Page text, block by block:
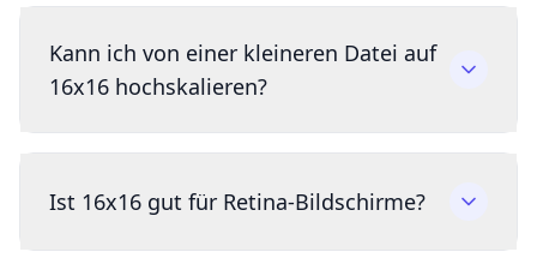
Kann ich von einer kleineren Datei auf
16x16 hochskalieren?
Ist 16x16 gut für Retina-Bildschirme?